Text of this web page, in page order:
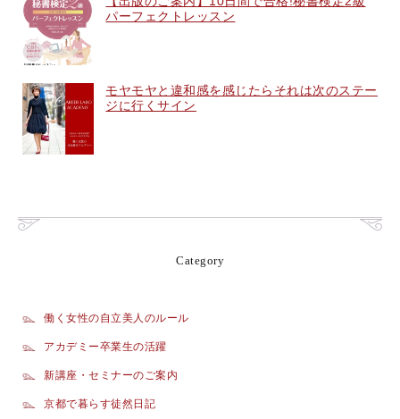
パーフェクトレッスン
モヤモヤと違和感を感じたらそれは次のステー
ジに行くサイン
Category
働く女性の自立美人のルール
アカデミー卒業生の活躍
新講座・セミナーのご案内
京都で暮らす徒然日記